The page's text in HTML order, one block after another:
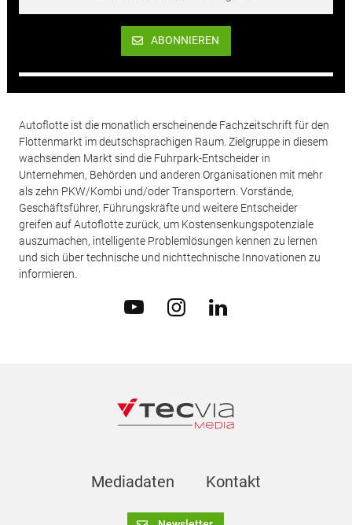
ABONNIEREN
Autoflotte ist die monatlich erscheinende Fachzeitschrift für den
Flottenmarkt im deutschsprachigen Raum. Zielgruppe in diesem
wachsenden Markt sind die Fuhrpark-Entscheider in
Unternehmen, Behörden und anderen Organisationen mit mehr
als zehn PKW/Kombi und/oder Transportern. Vorstände,
Geschäftsführer, Führungskräfte und weitere Entscheider
greifen auf Autoflotte zurück, um Kostensenkungspotenziale
auszumachen, intelligente Problemlösungen kennen zu lernen
und sich über technische und nichttechnische Innovationen zu
informieren.
Mediadaten Kontakt